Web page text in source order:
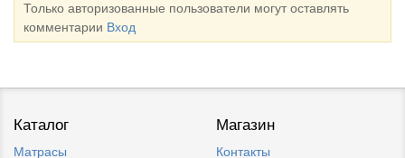
Только авторизованные пользователи могут оставлять
комментарии Вход
Каталог
Матрасы
Магазин
Контакты